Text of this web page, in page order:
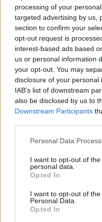
processing of your
targeted advertising by us,
section to confirm your
opt-out request is
interest-based ads based
us or personal information
your opt-out. You may
disclosure of your
IAB’s list of downstream
also be disclosed by us to
Downstream Participants
Please note that this
not limited to your visit or
grant or deny consent to
use your data for below
consent section.
Personal Data
I want to opt-out of
personal data.
Opted In
I want to opt-out of
Personal Data.
Opted In
Friss, mélyvörös
kattintson vagy
A cékla
tulajdonságai